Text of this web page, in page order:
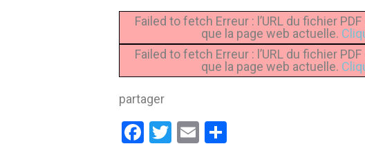
Failed to fetch Erreur : l’URL du fichier
que la page web actuelle.
Failed to fetch Erreur : l’URL du fichier
que la page web actuelle.
partager
Facebook
Twitter
Email